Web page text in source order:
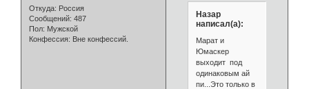
Откуда: Россия
Сообщений: 487
Пол: Мужской
Конфессия: Вне конфессий.
Назар
написал(а):
Марат и
Юмаскер
выходит под
одинаковым ай
пи...Это только в